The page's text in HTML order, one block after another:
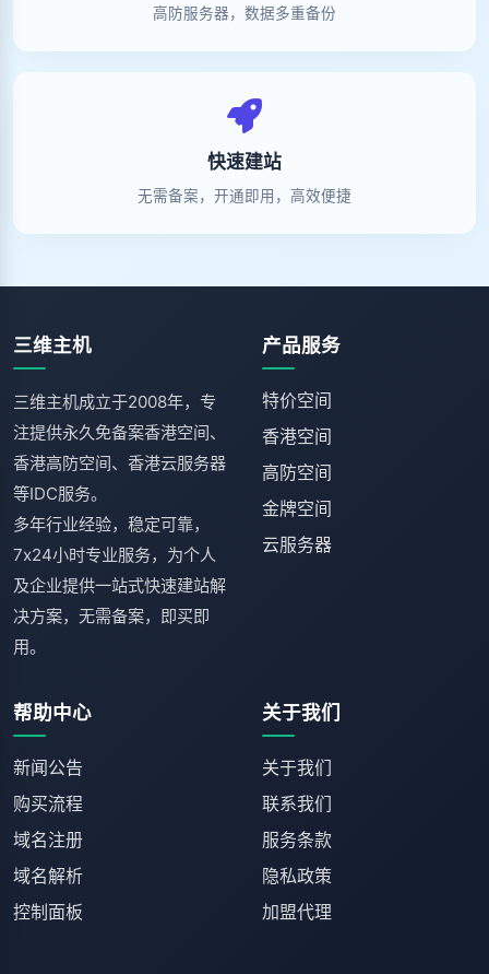
高防服务器，数据多重备份
快速建站
无需备案，开通即用，高效便捷
三维主机
三维主机成立于2008年，专
注提供永久免备案香港空间、
香港高防空间、香港云服务器
等IDC服务。
多年行业经验，稳定可靠，
7x24小时专业服务，为个人
及企业提供一站式快速建站解
决方案，无需备案，即买即
用。
产品服务
特价空间
香港空间
高防空间
金牌空间
云服务器
帮助中心
新闻公告
购买流程
域名注册
域名解析
控制面板
关于我们
关于我们
联系我们
服务条款
隐私政策
加盟代理